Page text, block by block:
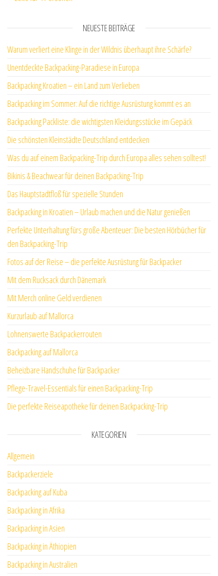
NEUESTE BEITRÄGE
Warum verliert eine Klinge in der Wildnis überhaupt ihre Schärfe?
Unentdeckte Backpacking-Paradiese in Europa
Backpacking Kroatien – ein Land zum Verlieben
Backpacking im Sommer: Auf die richtige Ausrüstung kommt es an
Backpacking Packliste: die wichtigsten Kleidungsstücke im Gepäck
Die schönsten Kleinstädte Deutschland entdecken
Was du auf einem Backpacking-Trip durch Europa alles sehen solltest!
Bikinis & Beachwear für deinen Backpacking-Trip
Das Hauptstadtfloß für spezielle Stunden
Backpacking in Kroatien – Urlaub machen und die Natur genießen
Perfekte Unterhaltung fürs große Abenteuer: Die besten Hörbücher für
den Backpacking-Trip
Fotos auf der Reise – die perfekte Ausrüstung für Backpacker
Mit dem Rucksack durch Dänemark
Mit Merch online Geld verdienen
Kurzurlaub auf Mallorca
Lohnenswerte Backpackerrouten
Backpacking auf Mallorca
Beheizbare Handschuhe für Backpacker
Pflege-Travel-Essentials für einen Backpacking-Trip
Die perfekte Reiseapotheke für deinen Backpacking-Trip
KATEGORIEN
Allgemein
Backpackerziele
Backpacking auf Kuba
Backpacking in Afrika
Backpacking in Asien
Backpacking in Äthiopien
Backpacking in Australien